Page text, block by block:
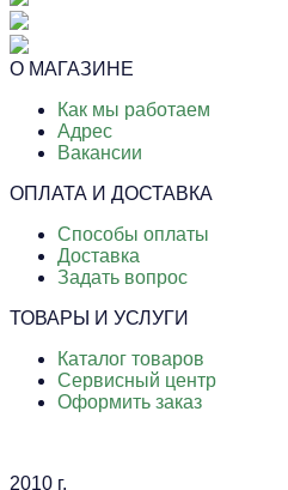
О МАГАЗИНЕ
Как мы работаем
Адрес
Вакансии
ОПЛАТА И ДОСТАВКА
Способы оплаты
Доставка
Задать вопрос
ТОВАРЫ И УСЛУГИ
Каталог товаров
Сервисный центр
Оформить заказ
2010 г.